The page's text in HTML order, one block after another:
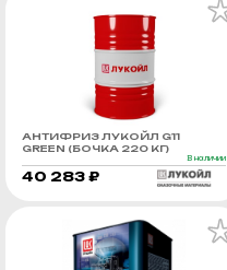
АНТИФРИЗ ЛУКОЙЛ G11
GREEN (БОЧКА 220 КГ)
В наличии
40 283 ₽